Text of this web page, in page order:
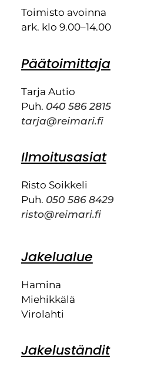
Toimisto avoinna
ark. klo 9.00–14.00
Päätoimittaja
Tarja Autio
Puh. 040 586 2815
tarja@reimari.fi
Ilmoitusasiat
Risto Soikkeli
Puh. 050 586 8429
risto@reimari.fi
Jakelualue
Hamina
Miehikkälä
Virolahti
Jakeluständit